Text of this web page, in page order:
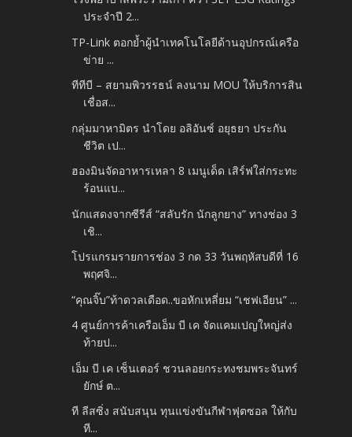
ประจำปี 2...
TP-Link ตอกย้ำผู้นำเทคโนโลยีด้านอุปกรณ์เครือ
ข่าย ...
ทีทีบี – สยามพิวรรธน์ ลงนาม MOU ให้บริการสิน
เชื่อส...
กลุ่มมาหามิตร นำโดย อลิอันซ์ อยุธยา ประกัน
ชีวิต เป...
ฮองมินจัดอาหารเหลา 8 เมนูเด็ด เสิร์ฟใส่กระทะ
ร้อนแบ...
นักแสดงจากซีรีส์ “สลับรัก นักลูกยาง” ทางช่อง 3
เชิ...
โปรแกรมรายการช่อง 3 กด 33 วันพฤหัสบดีที่ 16
พฤศจิ...
“คุณจิ๊บ”ท้าดวลเดือด..ขอหักเหลี่ยม “เชฟเอียน” ...
4 ศูนย์การค้าเครือเอ็ม บี เค จัดแคมเปญใหญ่ส่ง
ท้ายป...
เอ็ม บี เค เซ็นเตอร์ ชวนลอยกระทงชมพระจันทร์
ยักษ์ ต...
ที ลีสซิ่ง สนับสนุน ทุนแข่งขันกีฬาฟุตซอล ให้กับ
ที...